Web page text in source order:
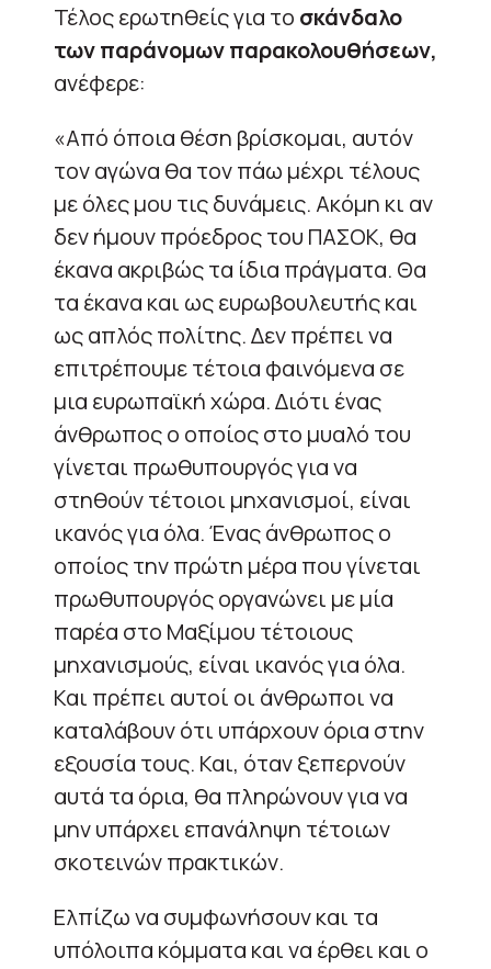
Τέλος ερωτηθείς για το σκάνδαλο
των παράνομων παρακολουθήσεων,
ανέφερε:
«Από όποια θέση βρίσκομαι, αυτόν
τον αγώνα θα τον πάω μέχρι τέλους
με όλες μου τις δυνάμεις. Ακόμη κι αν
δεν ήμουν πρόεδρος του ΠΑΣΟΚ, θα
έκανα ακριβώς τα ίδια πράγματα. Θα
τα έκανα και ως ευρωβουλευτής και
ως απλός πολίτης. Δεν πρέπει να
επιτρέπουμε τέτοια φαινόμενα σε
μια ευρωπαϊκή χώρα. Διότι ένας
άνθρωπος ο οποίος στο μυαλό του
γίνεται πρωθυπουργός για να
στηθούν τέτοιοι μηχανισμοί, είναι
ικανός για όλα. Ένας άνθρωπος ο
οποίος την πρώτη μέρα που γίνεται
πρωθυπουργός οργανώνει με μία
παρέα στο Μαξίμου τέτοιους
μηχανισμούς, είναι ικανός για όλα.
Και πρέπει αυτοί οι άνθρωποι να
καταλάβουν ότι υπάρχουν όρια στην
εξουσία τους. Και, όταν ξεπερνούν
αυτά τα όρια, θα πληρώνουν για να
μην υπάρχει επανάληψη τέτοιων
σκοτεινών πρακτικών.
Ελπίζω να συμφωνήσουν και τα
υπόλοιπα κόμματα και να έρθει και ο